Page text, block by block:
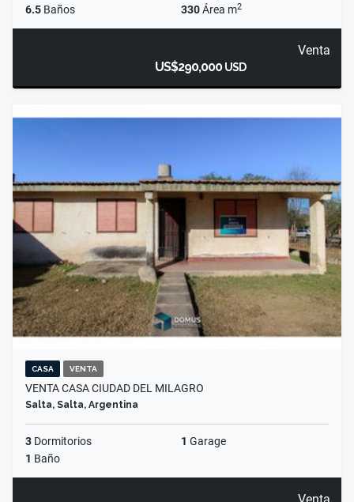
6.5 Baños 330Área m2
Venta
US$290,000USD
CASA VENTA
VENTA CASA CIUDAD DEL MILAGRO
Salta, Salta, Argentina
3 Dormitorios 1 Garage
1 Baño